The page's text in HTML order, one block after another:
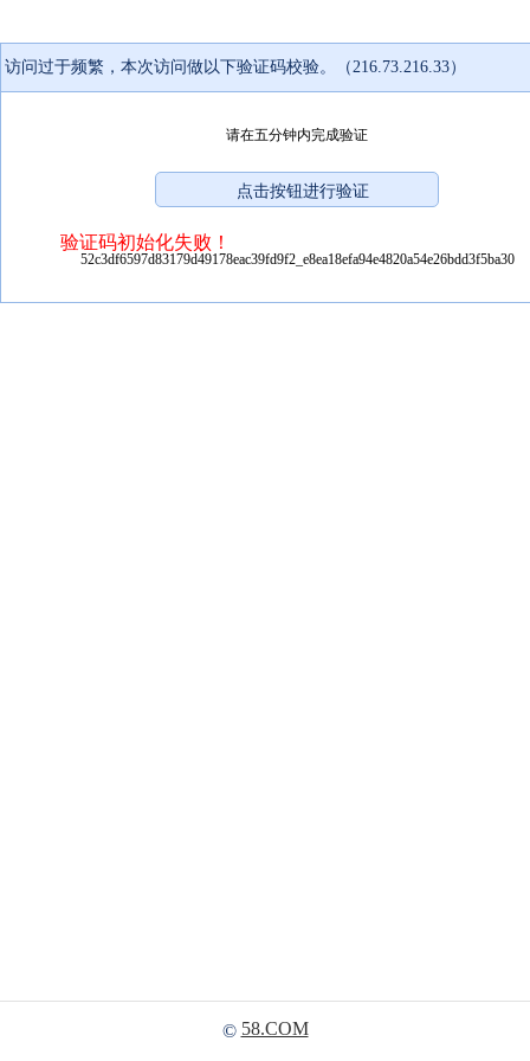
访问过于频繁，本次访问做以下验证码校验。（216.73.216.33）
请在五分钟内完成验证
验证码初始化失败！
52c3df6597d83179d49178eac39fd9f2_e8ea18efa94e4820a54e26bdd3f5ba30
© 58.COM